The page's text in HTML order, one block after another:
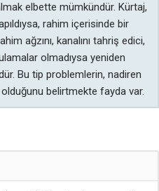
elbette mümkündür. Kürtaj,
rahim içerisinde bir
ağzını, kanalını tahriş edici,
olmadıysa yeniden
Bu tip problemlerin, nadiren
belirtmekte fayda var.